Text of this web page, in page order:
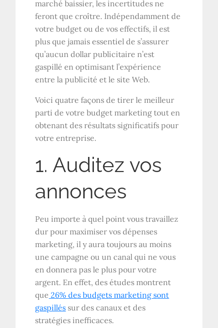
marché baissier, les incertitudes ne
feront que croître. Indépendamment de
votre budget ou de vos effectifs, il est
plus que jamais essentiel de s’assurer
qu’aucun dollar publicitaire n’est
gaspillé en optimisant l’expérience
entre la publicité et le site Web.
Voici quatre façons de tirer le meilleur
parti de votre budget marketing tout en
obtenant des résultats significatifs pour
votre entreprise.
1. Auditez vos
annonces
Peu importe à quel point vous travaillez
dur pour maximiser vos dépenses
marketing, il y aura toujours au moins
une campagne ou un canal qui ne vous
en donnera pas le plus pour votre
argent. En effet, des études montrent
que 26% des budgets marketing sont
gaspillés sur des canaux et des
stratégies inefficaces.